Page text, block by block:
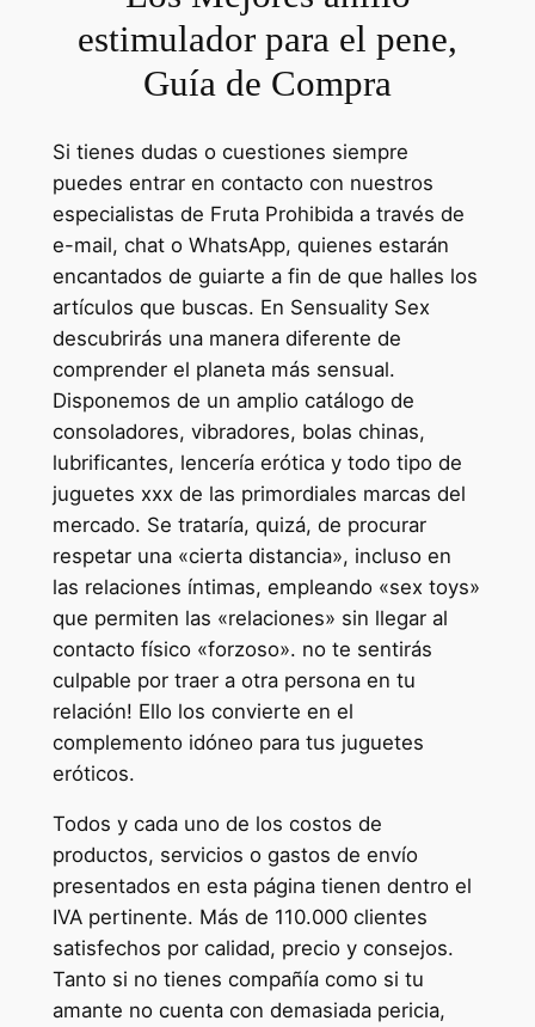
estimulador para el pene,
Guía de Compra
Si tienes dudas o cuestiones siempre
puedes entrar en contacto con nuestros
especialistas de Fruta Prohibida a través de
e-mail, chat o WhatsApp, quienes estarán
encantados de guiarte a fin de que halles los
artículos que buscas. En Sensuality Sex
descubrirás una manera diferente de
comprender el planeta más sensual.
Disponemos de un amplio catálogo de
consoladores, vibradores, bolas chinas,
lubrificantes, lencería erótica y todo tipo de
juguetes xxx de las primordiales marcas del
mercado. Se trataría, quizá, de procurar
respetar una «cierta distancia», incluso en
las relaciones íntimas, empleando «sex toys»
que permiten las «relaciones» sin llegar al
contacto físico «forzoso». no te sentirás
culpable por traer a otra persona en tu
relación! Ello los convierte en el
complemento idóneo para tus juguetes
eróticos.
Todos y cada uno de los costos de
productos, servicios o gastos de envío
presentados en esta página tienen dentro el
IVA pertinente. Más de 110.000 clientes
satisfechos por calidad, precio y consejos.
Tanto si no tienes compañía como si tu
amante no cuenta con demasiada pericia,